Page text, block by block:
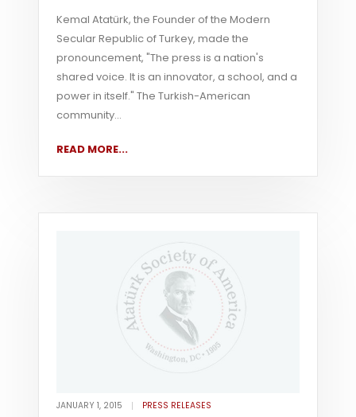
Kemal Atatürk, the Founder of the Modern
Secular Republic of Turkey, made the
pronouncement, "The press is a nation's
shared voice. It is an innovator, a school, and a
power in itself." The Turkish-American
community...
READ MORE...
JANUARY 1, 2015 PRESS RELEASES